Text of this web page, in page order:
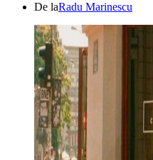
De laRadu Marinescu